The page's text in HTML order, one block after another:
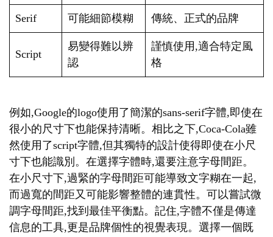
Serif 可能細節模糊 傳統、正式的品牌
Script
易變得難以辨
認
謹慎使用,適合特定風
格
例如,Google的logo使用了簡潔的sans-serif字體,即使在
很小的尺寸下也能保持清晰。相比之下,Coca-Cola雖
然使用了script字體,但其獨特的設計使得即使在小尺
寸下也能識別。在選擇字體時,還要注意字母間距。
在小尺寸下,過緊的字母間距可能導致文字糊在一起,
而過寬的間距又可能影響整體的連貫性。可以嘗試微
調字母間距,找到最佳平衡點。記住,字體不僅是傳達
信息的工具,更是品牌個性的視覺表現。選擇一個既